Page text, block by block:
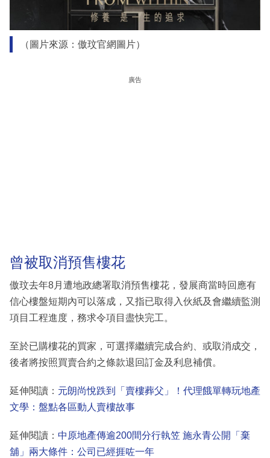
（圖片來源：傲玟官網圖片）
廣告
曾被取消預售樓花
傲玟去年8月遭地政總署取消預售樓花，發展商當時回應有
信心樓盤短期內可以落成，又指已取得入伙紙及會繼續監測
項目工程進度，務求令項目盡快完工。
至於已購樓花的買家，可選擇繼續完成合約、或取消成交，
後者將按照買賣合約之條款退回訂金及利息補償。
延伸閱讀： 元朗尚悅跌到「賣樓葬父」！代理餓單轉玩地產
文學：盤點各區動人賣樓故事
延伸閱讀： 中原地產傳逾200間分行執笠 施永青公開「棄
舖」兩大條件：公司已經捱咗一年